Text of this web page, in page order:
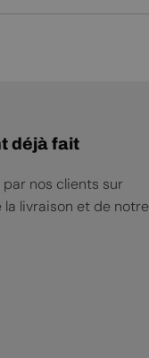
déjà fait
par nos clients sur
livraison et de notre